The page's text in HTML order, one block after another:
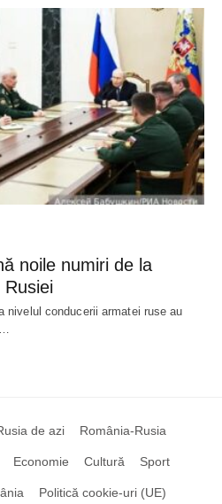
noile numiri de la
nivelul conducerii armatei ruse au
de azi România-Rusia
Economie Cultură Sport
Politică cookie-uri (UE)